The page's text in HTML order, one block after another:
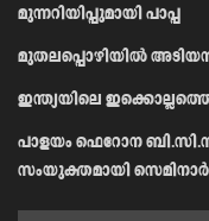
മുന്നറിയിപ്പുമായി പാപ്പ
മുതലപ്പൊഴിയിൽ
ഇന്ത്യയിലെ
പാളയം ഫെറോന
സംയുക്തമായി സെമിനാർ